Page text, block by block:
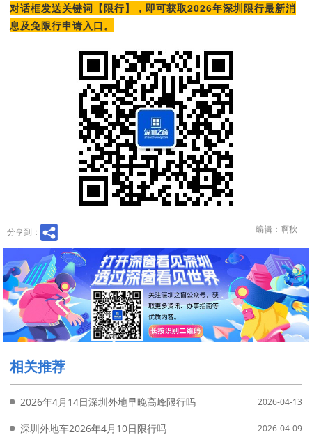
对话框发送关键词【限行】，即可获取2026年深圳限行最新消
息及免限行申请入口。
分享到： 编辑：啊秋
相关推荐
2026年4月14日深圳外地早晚高峰限行吗 2026-04-13
深圳外地车2026年4月10日限行吗 2026-04-09